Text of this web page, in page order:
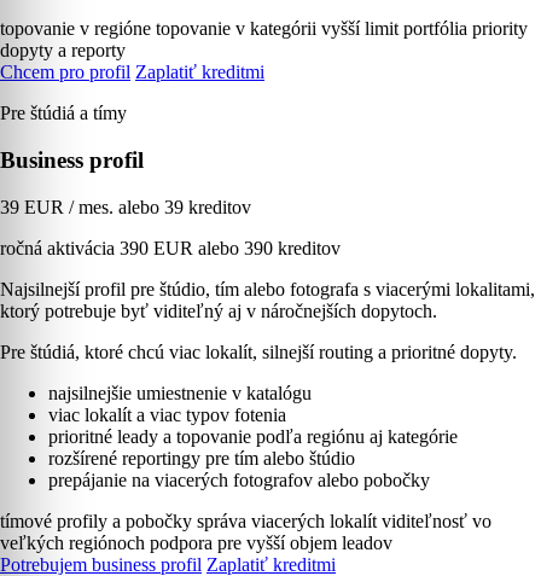
topovanie v regióne topovanie v kategórii vyšší limit portfólia priority
dopyty a reporty
Chcem pro profil Zaplatiť kreditmi
Pre štúdiá a tímy
Business profil
39 EUR / mes. alebo 39 kreditov
ročná aktivácia 390 EUR alebo 390 kreditov
Najsilnejší profil pre štúdio, tím alebo fotografa s viacerými lokalitami,
ktorý potrebuje byť viditeľný aj v náročnejších dopytoch.
Pre štúdiá, ktoré chcú viac lokalít, silnejší routing a prioritné dopyty.
najsilnejšie umiestnenie v katalógu
viac lokalít a viac typov fotenia
prioritné leady a topovanie podľa regiónu aj kategórie
rozšírené reportingy pre tím alebo štúdio
prepájanie na viacerých fotografov alebo pobočky
tímové profily a pobočky správa viacerých lokalít viditeľnosť vo
veľkých regiónoch podpora pre vyšší objem leadov
Potrebujem business profil Zaplatiť kreditmi